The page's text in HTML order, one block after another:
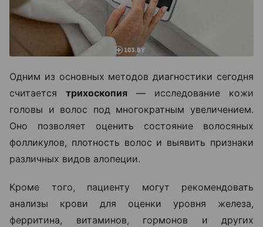
Одним из основных методов диагностики сегодня
считается трихоскопия — исследование кожи
головы и волос под многократным увеличением.
Оно позволяет оценить состояние волосяных
фолликулов, плотность волос и выявить признаки
различных видов алопеции.
Кроме того, пациенту могут рекомендовать
анализы крови для оценки уровня железа,
ферритина, витаминов, гормонов и других